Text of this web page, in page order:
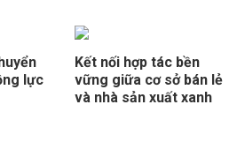
lực
Kết nối hợp tác bền
vững giữa cơ sở bán lẻ
và nhà sản xuất xanh